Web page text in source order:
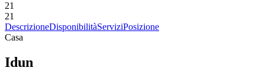
21
21
DescrizioneDisponibilitàServiziPosizione
Casa
Idun